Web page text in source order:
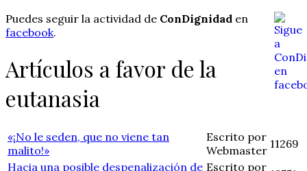
Puedes seguir la actividad de ConDignidad en
facebook.
Artículos a favor de la
eutanasia
«¡No le seden, que no viene tan
malito!»
Escrito por
Webmaster 11269
Hacia una posible despenalización de Escrito por